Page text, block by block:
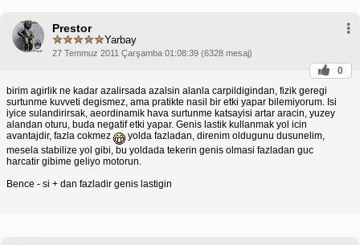
Prestor
Yarbay
27 Temmuz 2011 Çarşamba 01:08:39 (6328 mesaj)
0
birim agirlik ne kadar azalirsada azalsin alanla carpildigindan, fizik geregi
surtunme kuvveti degismez, ama pratikte nasil bir etki yapar bilemiyorum. Isi
iyice sulandirirsak, aeordinamik hava surtunme katsayisi artar aracin, yuzey
alandan oturu, buda negatif etki yapar. Genis lastik kullanmak yol icin
avantajdir, fazla cokmez
yolda fazladan, direnim oldugunu dusunelim,
mesela stabilize yol gibi, bu yoldada tekerin genis olmasi fazladan guc
harcatir gibime geliyo motorun.
Bence - si + dan fazladir genis lastigin